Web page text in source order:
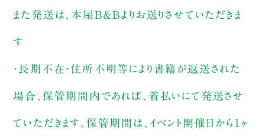
また発送は、本屋B&Bよりお送りさせていただきま
す
・長期不在・住所不明等により書籍が返送された
場合、保管期間内であれば、着払いにて発送させ
ていただきます。保管期間は、イベント開催日から1ヶ